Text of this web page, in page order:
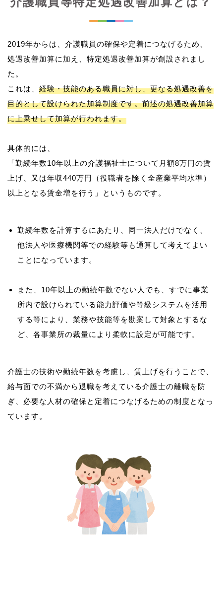
2019年からは、介護職員の確保や定着につなげるため、
処遇改善加算に加え、特定処遇改善加算が創設されまし
た。
これは、 経験・技能のある職員に対し、更なる処遇改善を
目的として設けられた加算制度です。前述の処遇改善加算
に上乗せして加算が行われます。
具体的には、
「勤続年数10年以上の介護福祉士について月額8万円の賃
上げ、又は年収440万円（役職者を除く全産業平均水準）
勤続年数を計算するにあたり、同一法人だけでなく、
他法人や医療機関等での経験等も通算して考えてよい
ことになっています。
また、10年以上の勤続年数でない人でも、すでに事業
所内で設けられている能力評価や等級システムを活用
する等により、業務や技能等を勘案して対象とするな
ど、各事業所の裁量により柔軟に設定が可能です。
介護士の技術や勤続年数を考慮し、賃上げを行うことで、
給与面での不満から退職を考えている介護士の離職を防
ぎ、必要な人材の確保と定着につなげるための制度となっ
ています。